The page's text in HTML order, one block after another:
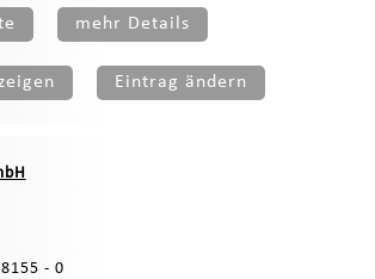
mehr Details
Eintrag ändern
- 0